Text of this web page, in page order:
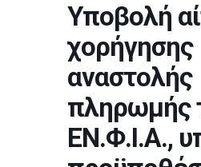
Υποβολή
χορήγησης
αναστολής
πληρωμής
ΕΝ.Φ.Ι.Α.,